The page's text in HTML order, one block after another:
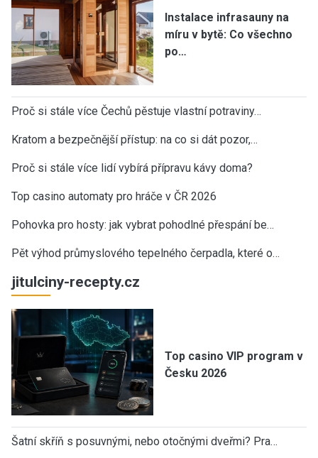
Instalace infrasauny na
míru v bytě: Co všechno
po…
Proč si stále více Čechů pěstuje vlastní potraviny…
Kratom a bezpečnější přístup: na co si dát pozor,…
Proč si stále více lidí vybírá přípravu kávy doma?
Top casino automaty pro hráče v ČR 2026
Pohovka pro hosty: jak vybrat pohodlné přespání be…
Pět výhod průmyslového tepelného čerpadla, které o…
jitulciny-recepty.cz
Top casino VIP program v
Česku 2026
Šatní skříň s posuvnými, nebo otočnými dveřmi? Pra…